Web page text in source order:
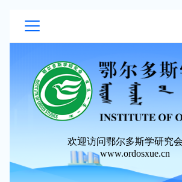
欢迎访问鄂尔多斯学研究
www.ordosxue.cn